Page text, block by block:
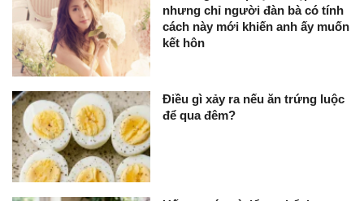
nhưng chỉ người đàn bà có tính
cách này mới khiến anh ấy muốn
kết hôn
Điều gì xảy ra nếu ăn trứng luộc
để qua đêm?